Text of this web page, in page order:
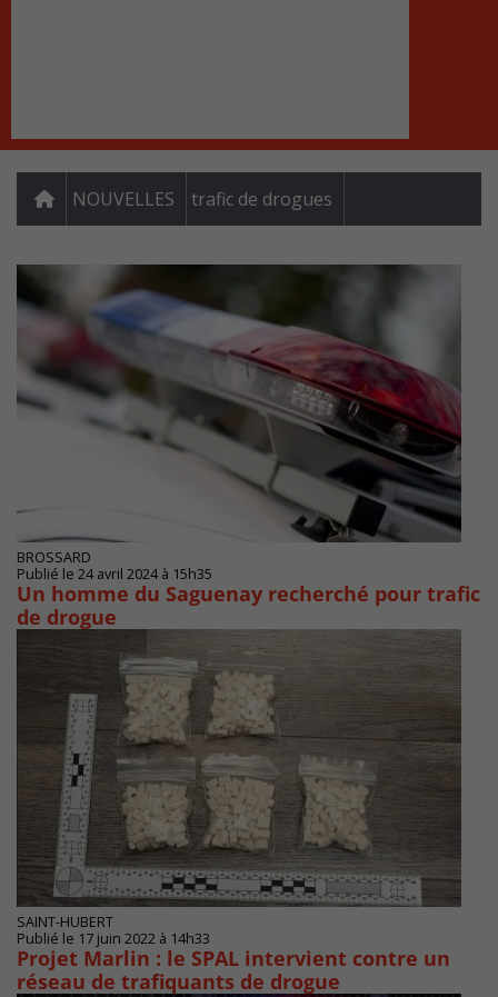
NOUVELLES trafic de drogues
BROSSARD
Publié le 24 avril 2024 à 15h35
Un homme du Saguenay recherché pour trafic
de drogue
SAINT-HUBERT
Publié le 17 juin 2022 à 14h33
Projet Marlin : le SPAL intervient contre un
réseau de trafiquants de drogue